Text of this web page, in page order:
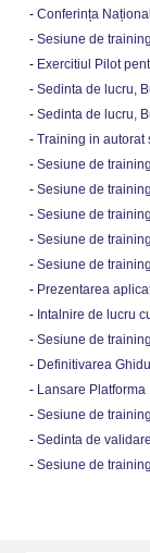
- Conferința
- Sesiune de
- Exercitiul Pilot
- Sedinta de lucru,
- Sedinta de lucru,
- Training in autorat
- Sesiune de
- Sesiune de
- Sesiune de
- Sesiune de
- Sesiune de
- Prezentarea
- Intalnire de lucru
- Sesiune de
- Definitivarea
- Lansare
- Sesiune de
- Sedinta de
- Sesiune de